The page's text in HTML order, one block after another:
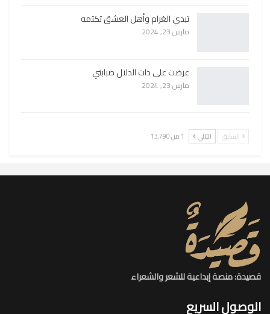
تبدي الغرام وأهل العشق تكتمه
مارس 23, 2024
عرضت على ذات الدلال صبابتي
مارس 23, 2024
السابق التالي 1 من 13٬790
قصيدة: منصة إبداعية للشعر والشعراء
الوصول السريع